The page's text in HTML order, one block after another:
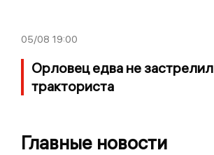
05/08 19:00
Орловец едва не застрелил
тракториста
Главные новости